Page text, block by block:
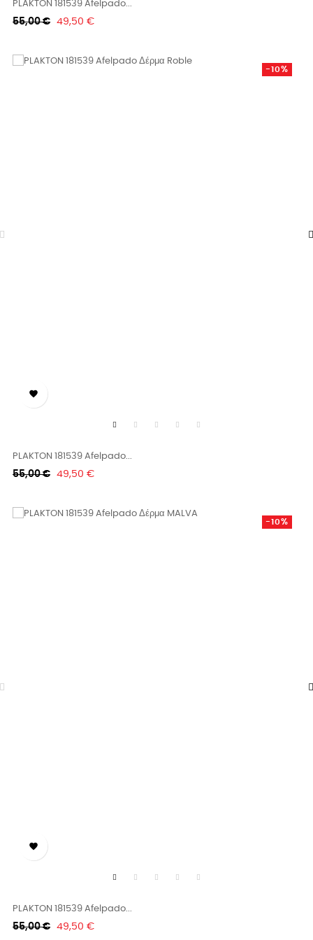
PLAKTON 181539 Afelpado...
Κανονική
55,00 € Τιμή
49,50 €

PLAKTON 181539 Afelpado...
Κανονική
55,00 €
-10%
Τιμή
49,50 €

PLAKTON 181539 Afelpado...
Κανονική
55,00 €
-10%
Τιμή
49,50 €